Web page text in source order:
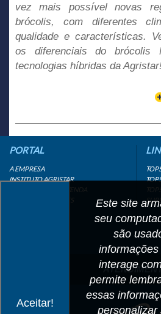
vez mais possível novas
brócolis, com diferentes
qualidade e características.
os diferenciais do brócolis
tecnologias híbridas da
Aceitar!
Este site
seu
são
interage
permite
essas
personalizar
PORTAL
A EMPRESA
INSTITUTO AGRISTAR
DISTRIBUIDOR/REVENDA
LINKS IMPORTANTES
CADASTRO